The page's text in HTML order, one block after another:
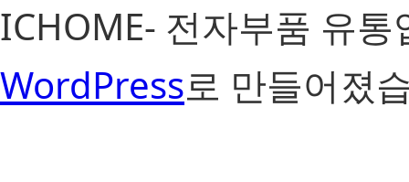
ICHOME- 전자부품 유
WordPress로 만들어졌